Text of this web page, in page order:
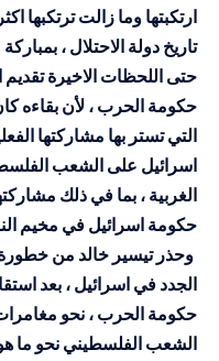
ارتكبتها وما زالت ترتكبها
تاريخ دولة الاحتلال ،
حتى اللحظات الاخيرة تقديم
حكومة الحرب ، لأن بقاءه
التي تستر بها مشاركتها
اسرائيل على الشعب
الغربية ، بما في ذلك
حكومة اسرائيل في مخيم
وحذر تيسير خالد من خطورة
الجدد في اسرائيل ، بعد
حكومة الحرب ، نحو
الشعب الفلسطيني نحو ما